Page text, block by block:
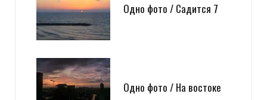
Одно фото / Садится 7
Одно фото / На востоке